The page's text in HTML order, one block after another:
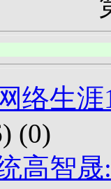
络生
(0)
高智